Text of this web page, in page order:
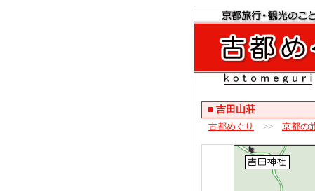
■ 吉田山荘
古都めぐり
>> 京都の